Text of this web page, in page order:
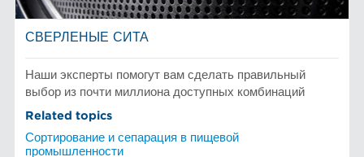
СВЕРЛЕНЫЕ СИТА
Наши эксперты помогут вам сделать правильный
выбор из почти миллиона доступных комбинаций
Related topics
Сортирование и сепарация в пищевой
промышленности